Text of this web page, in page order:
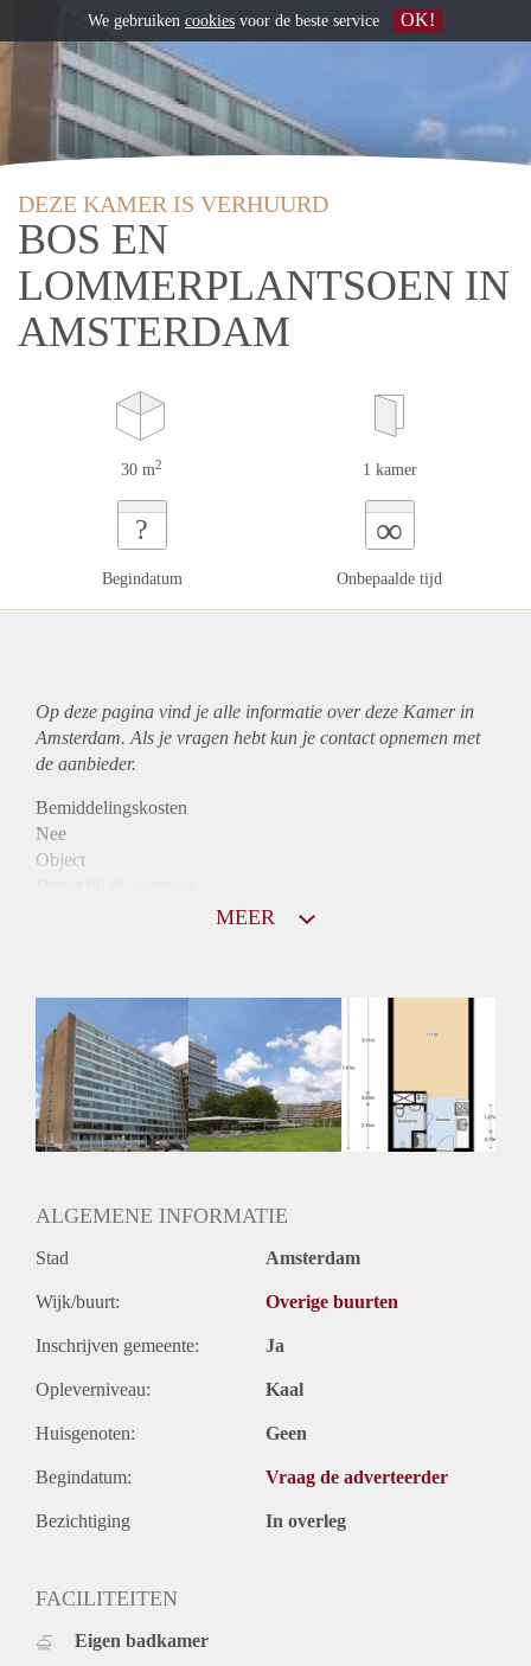
DEZE KAMER IS VERHUURD
BOS EN
LOMMERPLANTSOEN IN
AMSTERDAM
30 m2 1 kamer
?
Begindatum
∞
Onbepaalde tijd
Op deze pagina vind je alle informatie over deze Kamer in
Amsterdam. Als je vragen hebt kun je contact opnemen met
de aanbieder.
Bemiddelingskosten
Nee
Object
Huurtoeslag
Niet mogelijk
Inkomen eis
2,8 X Maandhuur Bruto
Huurtermijn
Onbepaalde termijn
MEER
ALGEMENE INFORMATIE
Stad Amsterdam
Wijk/buurt: Overige buurten
Inschrijven gemeente: Ja
Opleverniveau: Kaal
Huisgenoten: Geen
Begindatum: Vraag de adverteerder
Bezichtiging In overleg
FACILITEITEN
Eigen badkamer
We gebruiken cookies voor de beste service OK!